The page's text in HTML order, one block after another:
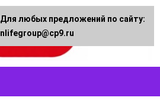
Для любых предложений по сайту:
nlifegroup@cp9.ru